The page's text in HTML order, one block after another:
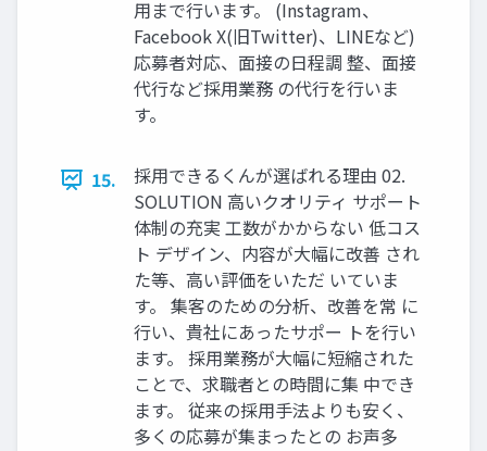
⽤まで⾏います。 (Instagram、
Facebook X(旧Twitter)、LINEなど)
応募者対応、⾯接の⽇程調 整、⾯接
代⾏など採⽤業務 の代⾏を⾏いま
す。
15.
採⽤できるくんが選ばれる理由 02.
SOLUTION ⾼いクオリティ サポート
体制の充実 ⼯数がかからない 低コス
ト デザイン、内容が⼤幅に改善 され
た等、⾼い評価をいただ いていま
す。 集客のための分析、改善を常 に
⾏い、貴社にあったサポー トを⾏い
ます。 採⽤業務が⼤幅に短縮された
ことで、求職者との時間に集 中でき
ます。 従来の採⽤⼿法よりも安く、
多くの応募が集まったとの お声多